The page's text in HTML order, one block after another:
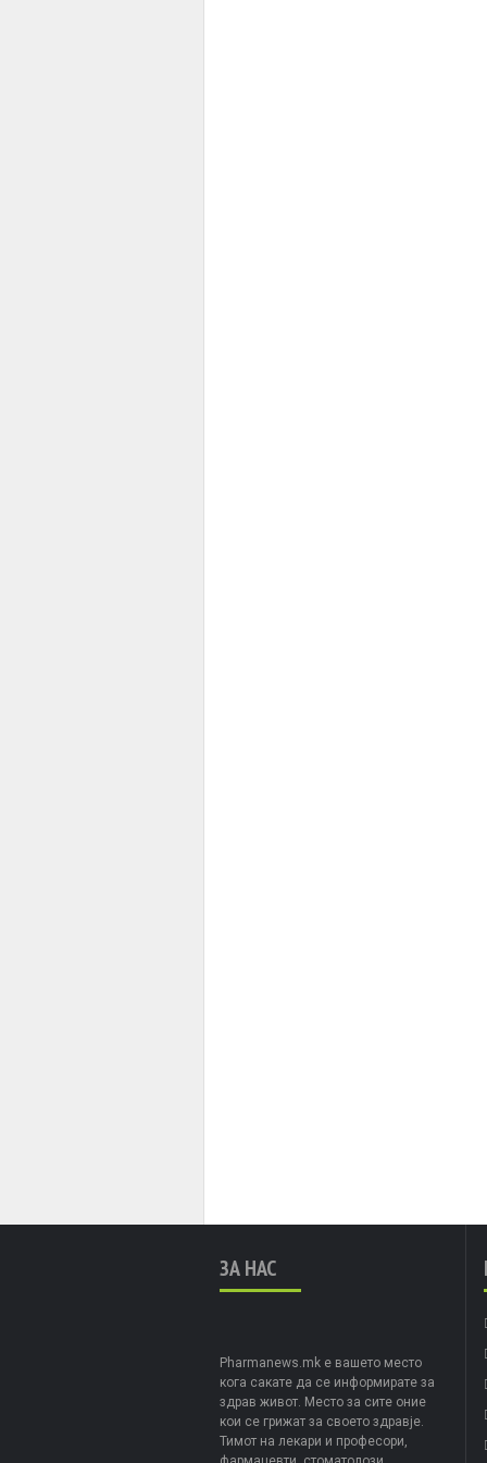
ЗА НАС
Pharmanews.mk е вашето место
кога сакате да се информирате за
здрав живот. Место за сите оние
кои се грижат за своето здравје.
Тимот на лекари и професори,